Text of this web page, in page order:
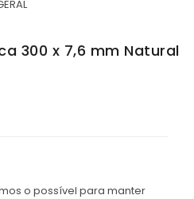
300 x 7,6 mm Natural
o possível para manter